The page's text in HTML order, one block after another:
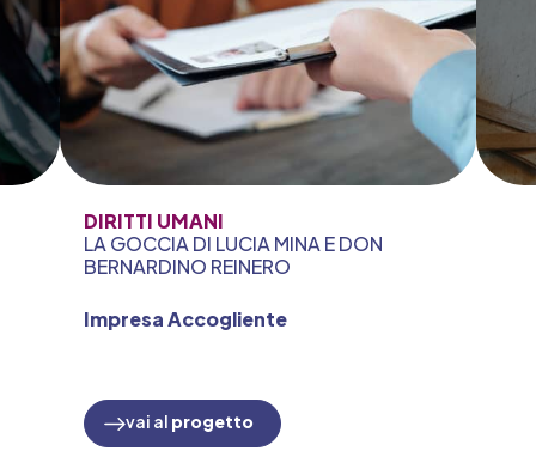
DIRITTI UMANI
LA GOCCIA DI LUCIA MINA E DON
BERNARDINO REINERO
Impresa Accogliente
vai al progetto